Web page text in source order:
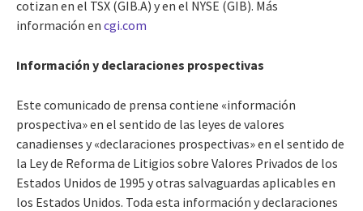
cotizan en el TSX (GIB.A) y en el NYSE (GIB). Más
información en cgi.com
Información y declaraciones prospectivas
Este comunicado de prensa contiene «información
prospectiva» en el sentido de las leyes de valores
canadienses y «declaraciones prospectivas» en el sentido de
la Ley de Reforma de Litigios sobre Valores Privados de los
Estados Unidos de 1995 y otras salvaguardas aplicables en
los Estados Unidos. Toda esta información y declaraciones